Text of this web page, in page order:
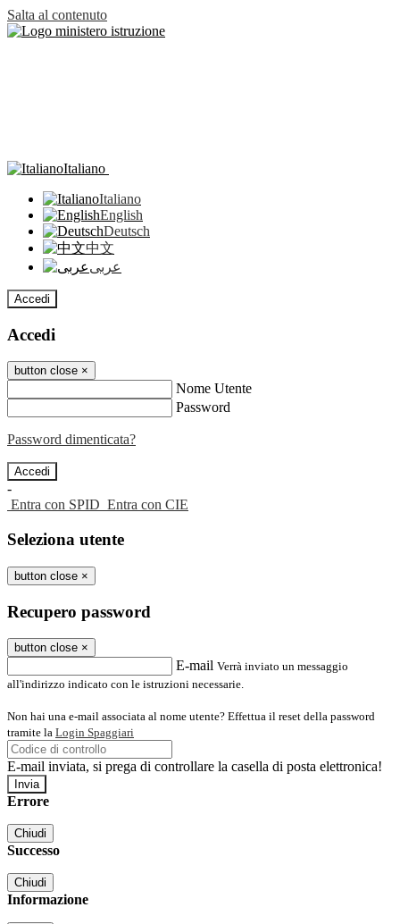
Salta al contenuto
Italiano
Italiano
English
Deutsch
中文
عربى
Accedi
Accedi
button close ×
Nome Utente
Password
Password dimenticata?
-
Entra con SPID Entra con CIE
Seleziona utente
button close ×
Recupero password
button close ×
E-mail Verrà inviato un messaggio
all'indirizzo indicato con le istruzioni necessarie.
Non hai una e-mail associata al nome utente? Effettua il reset della password
tramite la Login Spaggiari
E-mail inviata, si prega di controllare la casella di posta elettronica!
Errore
Chiudi
Successo
Chiudi
Informazione